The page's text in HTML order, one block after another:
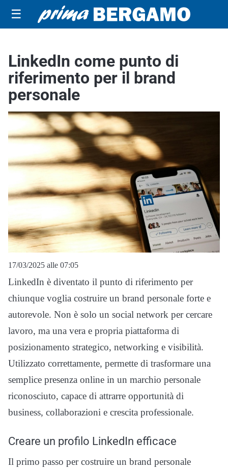
☰
LinkedIn come punto di
riferimento per il brand
personale
17/03/2025 alle 07:05
LinkedIn è diventato il punto di riferimento per
chiunque voglia costruire un brand personale forte e
autorevole. Non è solo un social network per cercare
lavoro, ma una vera e propria piattaforma di
posizionamento strategico, networking e visibilità.
Utilizzato correttamente, permette di trasformare una
semplice presenza online in un marchio personale
riconosciuto, capace di attrarre opportunità di
business, collaborazioni e crescita professionale.
Creare un profilo LinkedIn efficace
Il primo passo per costruire un brand personale